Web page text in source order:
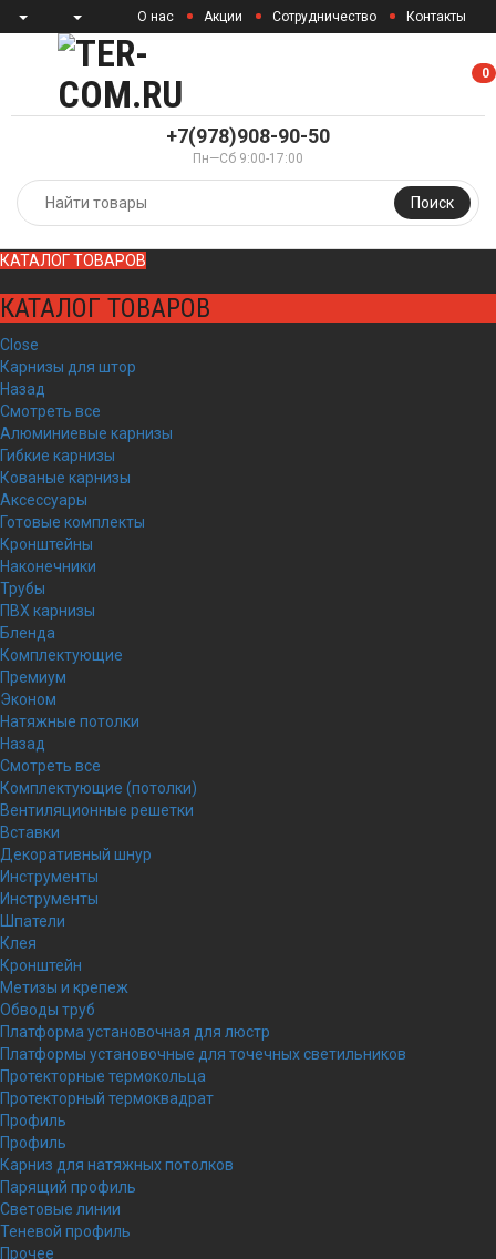
О нас Акции Сотрудничество Контакты
+7(978)908-90-50
Пн—Сб 9:00-17:00
Поиск
00
КАТАЛОГ ТОВАРОВ
КАТАЛОГ ТОВАРОВ
Close
Карнизы для штор
Назад
Смотреть все
Алюминиевые карнизы
Гибкие карнизы
Кованые карнизы
Аксессуары
Готовые комплекты
Кронштейны
Наконечники
Трубы
ПВХ карнизы
Бленда
Комплектующие
Премиум
Эконом
Натяжные потолки
Назад
Смотреть все
Комплектующие (потолки)
Вентиляционные решетки
Вставки
Декоративный шнур
Инструменты
Инструменты
Шпатели
Клея
Кронштейн
Метизы и крепеж
Обводы труб
Платформа установочная для люстр
Платформы установочные для точечных светильников
Протекторные термокольца
Протекторный термоквадрат
Профиль
Профиль
Карниз для натяжных потолков
Парящий профиль
Световые линии
Теневой профиль
Прочее